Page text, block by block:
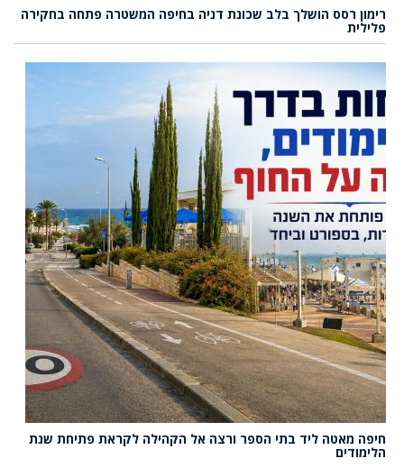
רימון רסס הושלך בלב שכונת דניה בחיפה המשטרה פתחה בחקירה
פלילית
חיפה מאטה ליד בתי הספר ורצה אל הקהילה לקראת פתיחת שנת
הלימודים